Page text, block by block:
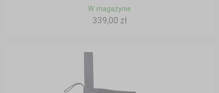
W magazynie
339,00 zł